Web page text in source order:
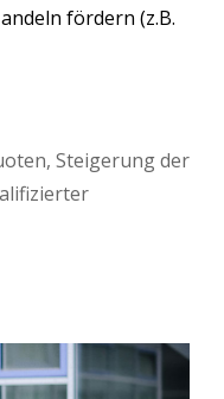
för­dern (z.B.
Stei­ge­rung der